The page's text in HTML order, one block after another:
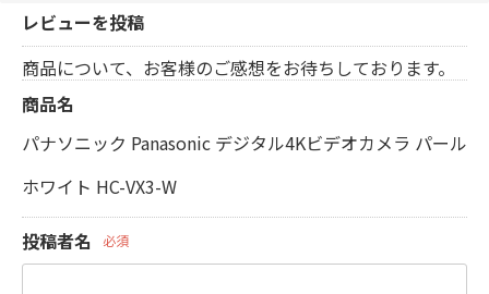
レビューを投稿
商品について、お客様のご感想をお待ちしております。
商品名
パナソニック Panasonic デジタル4Kビデオカメラ パール
ホワイト HC-VX3-W
投稿者名 必須